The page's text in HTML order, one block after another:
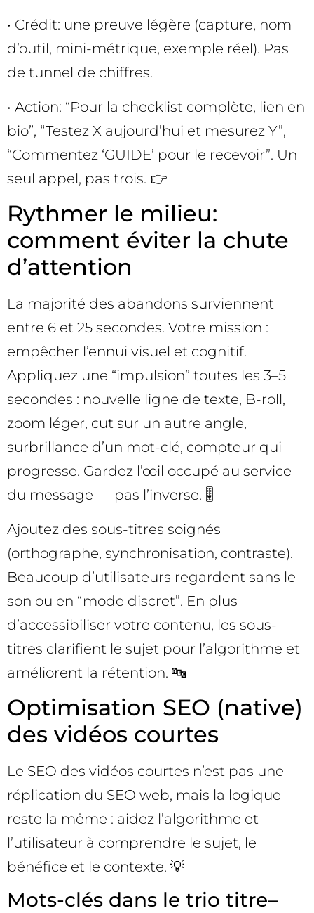
• Crédit: une preuve légère (capture, nom
d’outil, mini-métrique, exemple réel). Pas
de tunnel de chiffres.
• Action: “Pour la checklist complète, lien en
bio”, “Testez X aujourd’hui et mesurez Y”,
“Commentez ‘GUIDE’ pour le recevoir”. Un
seul appel, pas trois. 👉
Rythmer le milieu:
comment éviter la chute
d’attention
La majorité des abandons surviennent
entre 6 et 25 secondes. Votre mission :
empêcher l’ennui visuel et cognitif.
Appliquez une “impulsion” toutes les 3–5
secondes : nouvelle ligne de texte, B-roll,
zoom léger, cut sur un autre angle,
surbrillance d’un mot-clé, compteur qui
progresse. Gardez l’œil occupé au service
du message — pas l’inverse. 🎚️
Ajoutez des sous-titres soignés
(orthographe, synchronisation, contraste).
Beaucoup d’utilisateurs regardent sans le
son ou en “mode discret”. En plus
d’accessibiliser votre contenu, les sous-
titres clarifient le sujet pour l’algorithme et
améliorent la rétention. 🔤
Optimisation SEO (native)
des vidéos courtes
Le SEO des vidéos courtes n’est pas une
réplication du SEO web, mais la logique
reste la même : aidez l’algorithme et
l’utilisateur à comprendre le sujet, le
bénéfice et le contexte. 💡
Mots-clés dans le trio titre–